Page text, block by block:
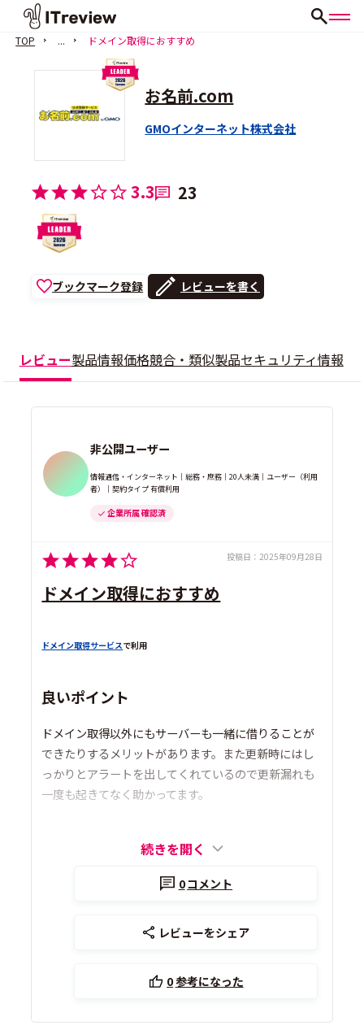
TOP ... ドメイン取得におすすめ
お名前.com
GMOインターネット株式会社
3.3 23
ブックマーク登録 レビューを書く
レビュー製品情報価格競合・類似製品セキュリティ情報
非公開ユーザー
情報通信・インターネット｜総務・庶務｜20人未満｜ユーザー（利用
者）｜契約タイプ 有償利用
企業所属 確認済
投稿日： 2025年09月28日
ドメイン取得におすすめ
ドメイン取得サービスで利用
良いポイント
ドメイン取得以外にもサーバーも一緒に借りることが
できたりするメリットがあります。また更新時にはし
っかりとアラートを出してくれているので更新漏れも
一度も起きてなく助かってます。
続きを開く
0コメント
レビューをシェア
0参考になった